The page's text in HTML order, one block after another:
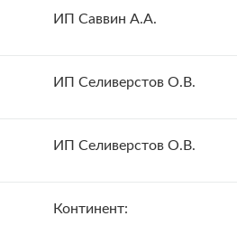
ИП Саввин А.А.
ИП Селиверстов О.В.
ИП Селиверстов О.В.
Континент: